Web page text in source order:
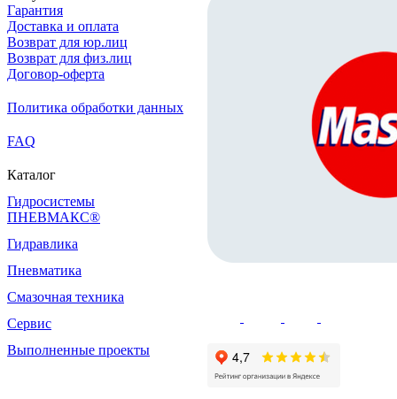
Гарантия
Доставка и оплата
Возврат для юр.лиц
Возврат для физ.лиц
Договор-оферта
Политика обработки данных
FAQ
Каталог
Гидросистемы
ПНЕВМАКС®
Гидравлика
Пневматика
Смазочная техника
Сервис
Выполненные проекты